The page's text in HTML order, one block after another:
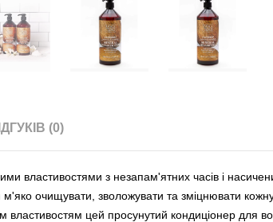
(0)
властивостями з незапам'ятних часів і
очищувати, зволожувати та зміцнювати
властивостям цей просунутий кондиціонер для